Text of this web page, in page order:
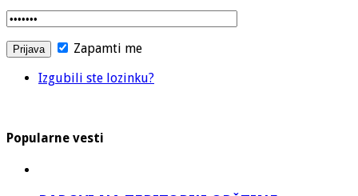
Zapamti me
Izgubili ste lozinku?
Popularne vesti